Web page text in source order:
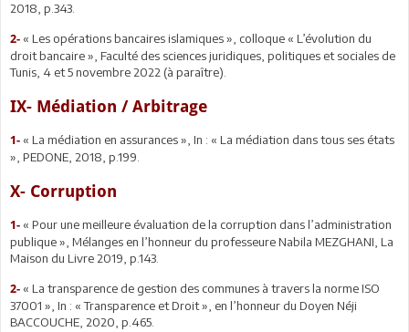
2018, p.343.
2- « Les opérations bancaires islamiques », colloque « L’évolution du
droit bancaire », Faculté des sciences juridiques, politiques et sociales de
Tunis, 4 et 5 novembre 2022 (à paraître).
IX- Médiation / Arbitrage
1- « La médiation en assurances », In : « La médiation dans tous ses états
», PEDONE, 2018, p.199.
X- Corruption
1- « Pour une meilleure évaluation de la corruption dans l’administration
publique », Mélanges en l’honneur du professeure Nabila MEZGHANI, La
Maison du Livre 2019, p.143.
2- « La transparence de gestion des communes à travers la norme ISO
37001 », In : « Transparence et Droit », en l’honneur du Doyen Néji
BACCOUCHE, 2020, p.465.